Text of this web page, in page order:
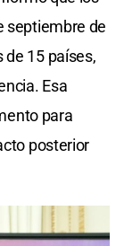
septiembre de
de 15 países,
Esa
para
posterior